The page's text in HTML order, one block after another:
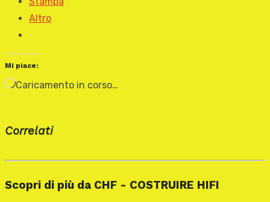
Altro
Mi piace:
Caricamento in corso…
Correlati
Scopri di più da CHF - COSTRUIRE HIFI